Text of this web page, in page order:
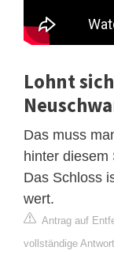
Lohnt
Das muss
hinter diesem
Das Schloss
wert.
Antrag auf
vollständige